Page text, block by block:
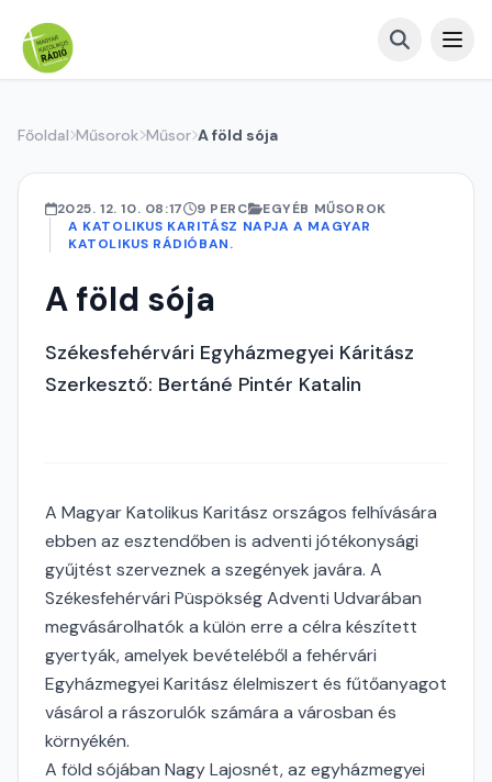
Főoldal Műsorok Műsor A föld sója
2025. 12. 10. 08:17 9 PERC
EGYÉB MŰSOROK
A KATOLIKUS KARITÁSZ NAPJA A MAGYAR
KATOLIKUS RÁDIÓBAN.
A föld sója
Székesfehérvári Egyházmegyei Káritász
Szerkesztő: Bertáné Pintér Katalin
A Magyar Katolikus Karitász országos felhívására
ebben az esztendőben is adventi jótékonysági
gyűjtést szerveznek a szegények javára. A
Székesfehérvári Püspökség Adventi Udvarában
megvásárolhatók a külön erre a célra készített
gyertyák, amelyek bevételéből a fehérvári
Egyházmegyei Karitász élelmiszert és fűtőanyagot
vásárol a rászorulók számára a városban és
környékén.
A föld sójában Nagy Lajosnét, az egyházmegyei